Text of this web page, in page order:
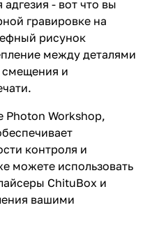
- вот что вы
гравировке на
рисунок
между деталями
смещения и
Photon Workshop,
контроля и
можете использовать
ChituBox и
вашими